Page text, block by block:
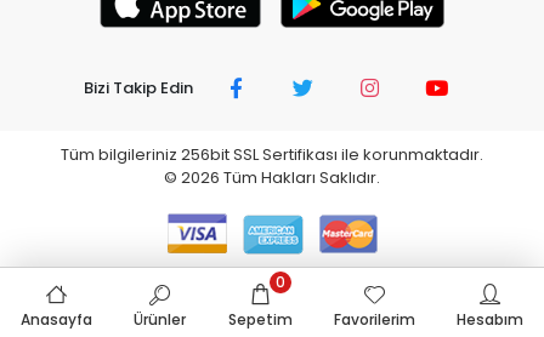
Bizi Takip Edin
Tüm bilgileriniz 256bit SSL Sertifikası ile korunmaktadır.
© 2026 Tüm Hakları Saklıdır.
Anasayfa Ürünler Sepetim
0
Favorilerim
Hesabım